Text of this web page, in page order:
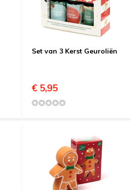
Set van 3 Kerst Geuroliën
€ 5,95